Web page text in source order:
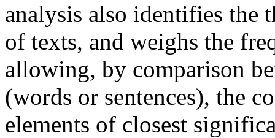
analysis also identifies the
of texts, and weighs the
allowing, by comparison
(words or sentences), the
elements of closest